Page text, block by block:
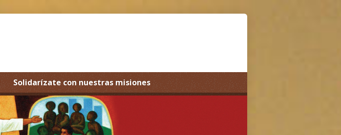
Solidarízate con nuestras misiones